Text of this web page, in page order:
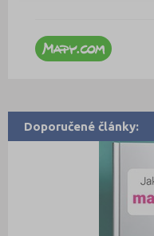
Doporučené články: